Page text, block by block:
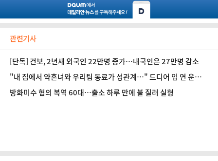
관련기사
[단독] 건보, 2년새 외국인 22만명 증가…내국인은 27만명 감소
"내 집에서 약혼녀와 우리팀 동료가 성관계…" 드디어 입 연 운동선
수
방화미수 혐의 복역 60대…출소 하루 만에 불 질러 실형